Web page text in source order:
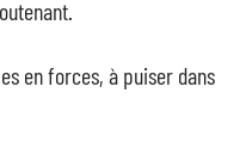
en forces, à puiser dans